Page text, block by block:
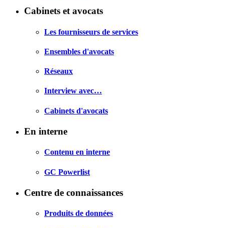
Cabinets et avocats
Les fournisseurs de services
Ensembles d'avocats
Réseaux
Interview avec…
Cabinets d'avocats
En interne
Contenu en interne
GC Powerlist
Centre de connaissances
Produits de données